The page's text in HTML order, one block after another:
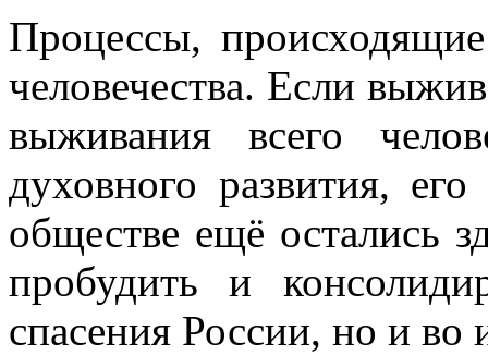
Процессы,
человечества. Если
выживания всего
духовного развития,
обществе ещё остались
пробудить и
спасения России, но и во